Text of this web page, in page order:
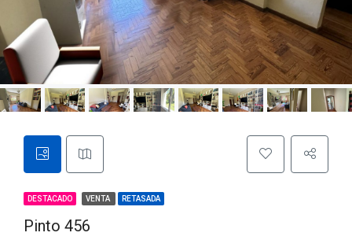
DESTACADO VENTA RETASADA
Pinto 456